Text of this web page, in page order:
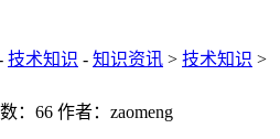
技术知识 - 知识资讯 > 技术知识 >
：66 作者：zaomeng